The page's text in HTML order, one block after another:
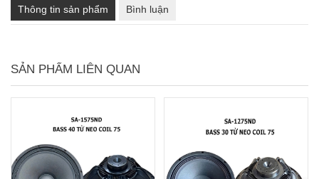
Thông tin sản phẩm Bình luận
SẢN PHẨM LIÊN QUAN